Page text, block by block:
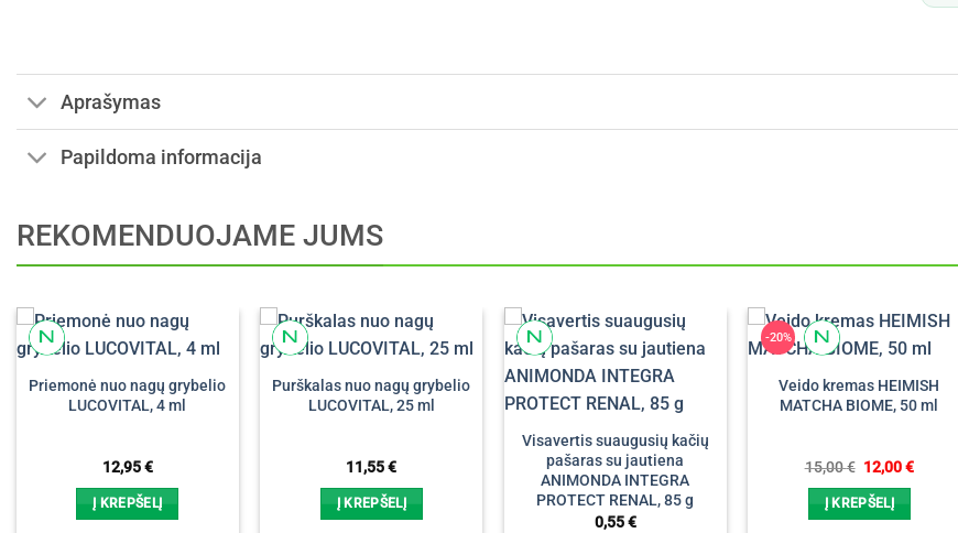
Aprašymas
Papildoma informacija
REKOMENDUOJAME JUMS
Priemonė nuo nagų grybelio
LUCOVITAL, 4 ml
12,95€
Į KREPŠELĮ
Purškalas nuo nagų grybelio
LUCOVITAL, 25 ml
11,55€
Į KREPŠELĮ
Visavertis suaugusių kačių
pašaras su jautiena
ANIMONDA INTEGRA
PROTECT RENAL, 85 g
0,55€
-20%
Veido kremas HEIMISH
MATCHA BIOME, 50 ml
15,00€ Original
was:
15,00 €.
12,00€Current
Į KREPŠELĮ